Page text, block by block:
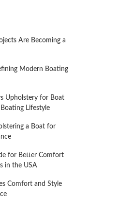
Are Becoming a
Modern Boating
Upholstery for Boat
Lifestyle
a Boat for
for Better Comfort
in the USA
Comfort and Style